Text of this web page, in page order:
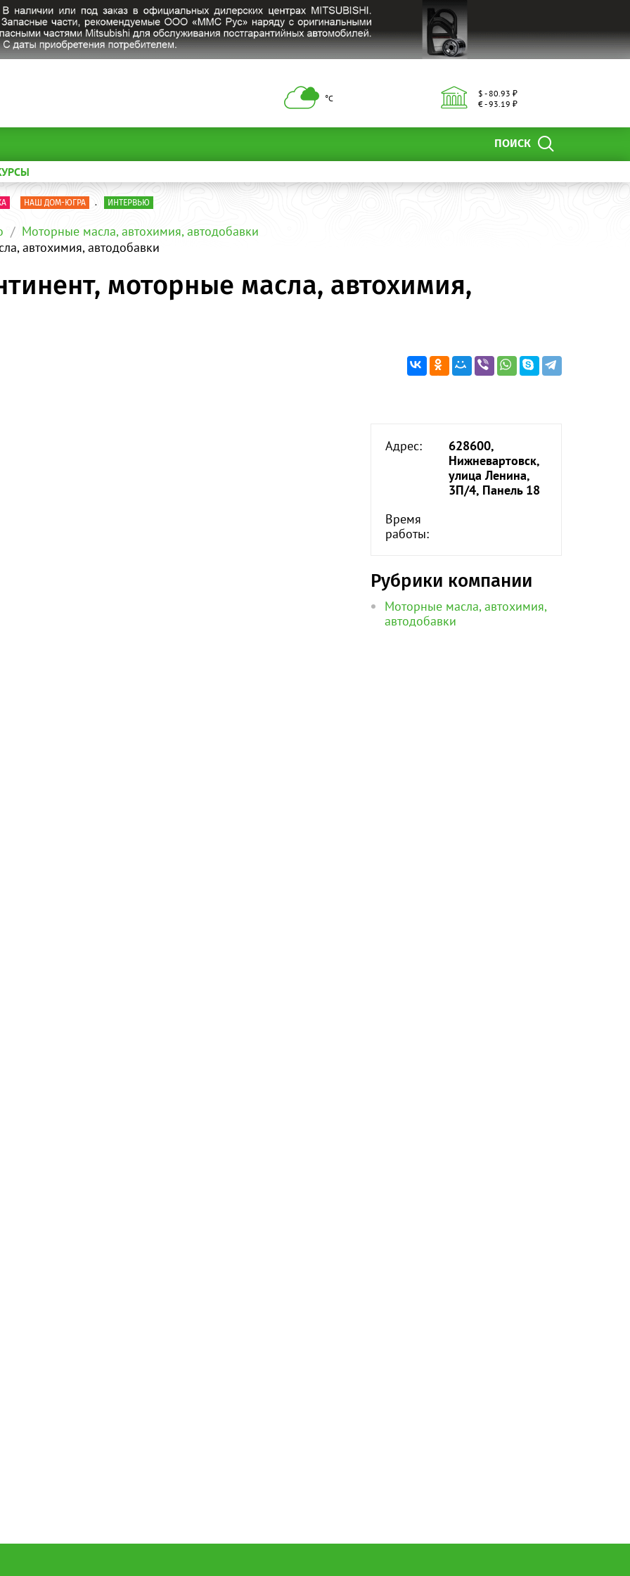
°С
$ - 80.93 ₽
€ - 93.19 ₽
ПОИСК
НАШ ДОМ-ЮГРА . ИНТЕРВЬЮ
Моторные масла, автохимия, автодобавки
автохимия, автодобавки
моторные масла, автохимия,
Адрес:
628600,
Нижневартовск,
улица Ленина,
3П/4, Панель 18
Время
работы:
Рубрики компании
Моторные масла, автохимия,
автодобавки